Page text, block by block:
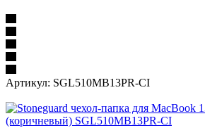
Артикул: SGL510MB13PR-CI